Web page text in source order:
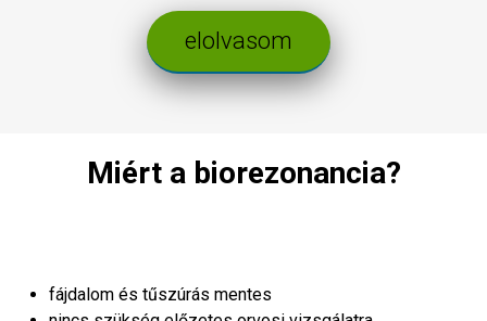
elolvasom
Miért a biorezonancia?
fájdalom és tűszúrás mentes